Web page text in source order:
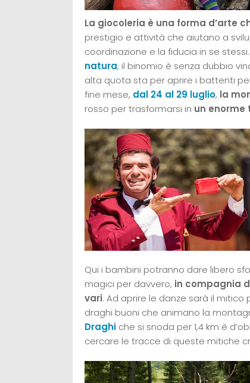
La giocoleria è una forma d’arte
prestigio e attività che aiutano a
coordinazione e la fiducia in se
natura, il binomio è senza dubbio
alta quota sta per aprire i battenti
fine mese, dal 24 al 29 luglio, la
rosso per trasformarsi in un enorme
Qui i bambini potranno dare libero
magici per davvero, in compagnia
vari. Ad aprire le danze sarà il
draghi buoni che animano la
Draghi che si snoda per 1,4 km è
cercare le tracce di queste mitiche